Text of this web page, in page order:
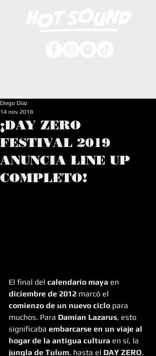
¡DAY ZERO
FESTIVAL 2019
ANUNCIA LINE UP
COMPLETO!
Diego Díaz
14 nov 2018
El final del calendario maya en
diciembre de 2012 marcó el
comienzo de un nuevo ciclo para
muchos. Para Damian Lazarus, esto
significaba embarcarse en un viaje al
hogar de la antigua cultura en sí, la
jungla de Tulum, hasta el DAY ZERO,